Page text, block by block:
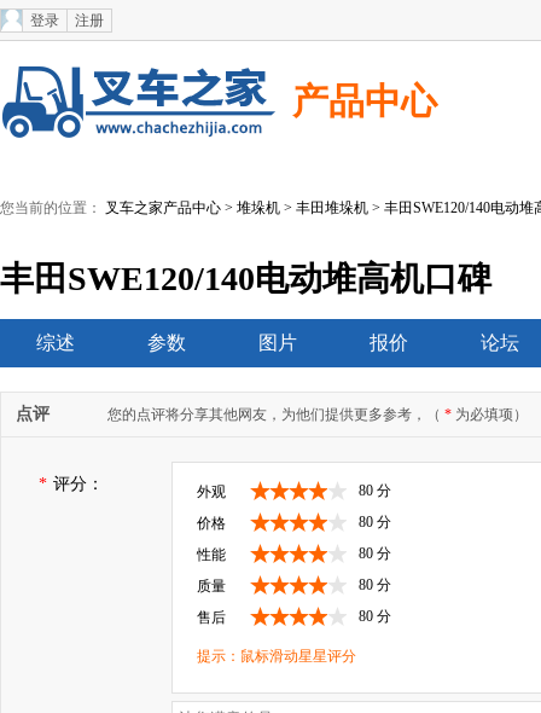
登录 注册
产品中心
您当前的位置： 叉车之家产品中心 > 堆垛机 > 丰田堆垛机 > 丰田SWE120/140电动堆
丰田SWE120/140电动堆高机口碑
综述 参数 图片 报价 论坛
点评 您的点评将分享其他网友，为他们提供更多参考，（ * 为必填项）
* 评分： 外观
80 分
价格
80 分
性能
80 分
质量
80 分
售后
80 分
提示：鼠标滑动星星评分